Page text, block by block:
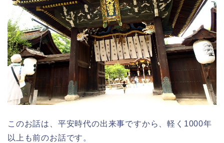
このお話は、平安時代の出来事ですから、軽く1000年
以上も前のお話です。